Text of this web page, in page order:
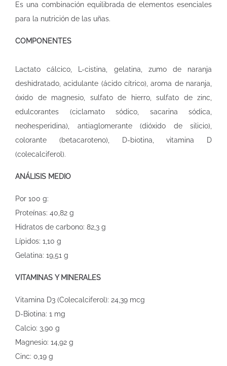
Es una combinación equilibrada de elementos esenciales
para la nutrición de las uñas.
COMPONENTES
Lactato cálcico, L-cistina, gelatina, zumo de naranja
deshidratado, acidulante (ácido cítrico), aroma de naranja,
óxido de magnesio, sulfato de hierro, sulfato de zinc,
edulcorantes (ciclamato sódico, sacarina sódica,
neohesperidina), antiaglomerante (dióxido de silicio),
colorante (betacaroteno), D-biotina, vitamina D
(colecalciferol).
ANÁLISIS MEDIO
Por 100 g:
Proteínas: 40,82 g
Hidratos de carbono: 82,3 g
Lípidos: 1,10 g
Gelatina: 19,51 g
VITAMINAS Y MINERALES
Vitamina D3 (Colecalciferol): 24,39 mcg
D-Biotina: 1 mg
Calcio: 3,90 g
Magnesio: 14,92 g
Cinc: 0,19 g